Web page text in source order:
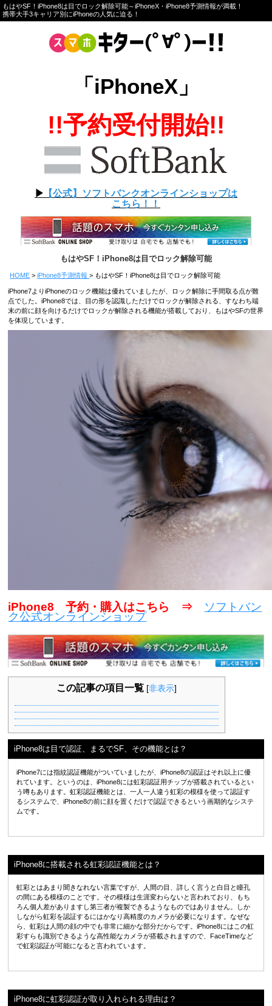
もはやSF！iPhone8は目でロック解除可能～iPhoneX・iPhone8予測情報が満載！
携帯大手3キャリア別にiPhoneの人気に迫る！
「iPhoneX」
!!予約受付開始!!
▶︎ 【公式】ソフトバンクオンラインショップは
こちら！！
もはやSF！iPhone8は目でロック解除可能
HOME iPhone8予測情報 もはやSF！iPhone8は目でロック解除可能
iPhone7よりiPhoneのロック機能は優れていましたが、ロック解除に手間取る点が難
点でした。iPhone8では、目の形を認識しただけでロックが解除される、すなわち端
末の前に顔を向けるだけでロックが解除される機能が搭載しており、もはやSFの世界
を体現しています。
iPhone8 予約・購入はこちら ⇒ ソフトバン
ク公式オンラインショップ
この記事の項目一覧 [非表示]
iPhone8は目で認証、まるでSF、その機能とは？
iPhone7には指紋認証機能がついていましたが、iPhone8の認証はそれ以上に優
れています。というのは、iPhone8には虹彩認証用チップが搭載されているとい
う噂もあります。虹彩認証機能とは、一人一人違う虹彩の模様を使って認証す
るシステムで、iPhone8の前に顔を置くだけで認証できるという画期的なシステ
ムです。
iPhone8に搭載される虹彩認証機能とは？
虹彩とはあまり聞きなれない言葉ですが、人間の目、詳しく言うと白目と瞳孔
の間にある模様のことです。その模様は生涯変わらないと言われており、もち
ろん個人差がありますし第三者が複製できるようなものではありません。しか
しながら虹彩を認証するにはかなり高精度のカメラが必要になります。なぜな
ら、虹彩は人間の顔の中でも非常に細かな部分だからです。iPhone8にはこの虹
彩すらも識別できるような高性能なカメラが搭載されますので、FaceTimeなど
で虹彩認証が可能になると言われています。
iPhone8に虹彩認証が取り入れられる理由は？